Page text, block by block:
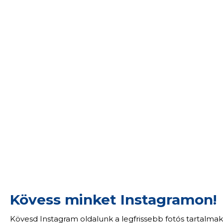
Kövess minket Instagramon!
Kövesd Instagram oldalunk a legfrissebb fotós